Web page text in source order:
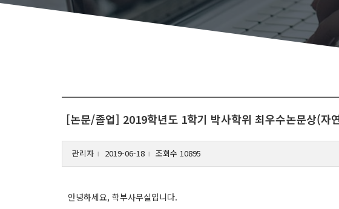
[논문/졸업] 2019학년도 1학기 박사학위 최우수논문상(자
관리자 l 2019-06-18 l 조회수 10895
안녕하세요, 학부사무실입니다.